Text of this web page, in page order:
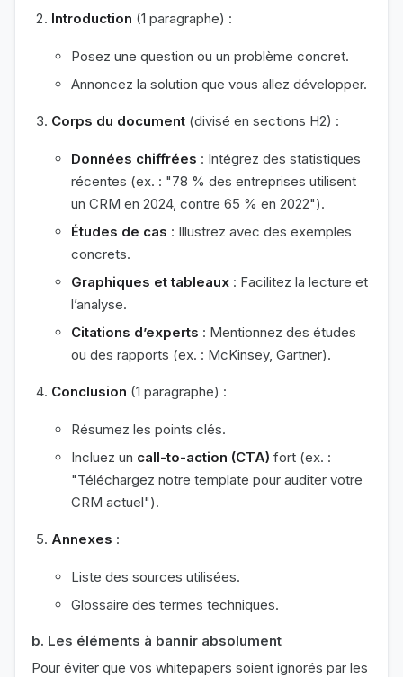
Introduction (1 paragraphe) :
Posez une question ou un problème concret.
Annoncez la solution que vous allez développer.
Corps du document (divisé en sections H2) :
Données chiffrées : Intégrez des statistiques
récentes (ex. : "78 % des entreprises utilisent
un CRM en 2024, contre 65 % en 2022").
Études de cas : Illustrez avec des exemples
concrets.
Graphiques et tableaux : Facilitez la lecture et
l’analyse.
Citations d’experts : Mentionnez des études
ou des rapports (ex. : McKinsey, Gartner).
Conclusion (1 paragraphe) :
Résumez les points clés.
Incluez un call-to-action (CTA) fort (ex. :
"Téléchargez notre template pour auditer votre
CRM actuel").
Annexes :
Liste des sources utilisées.
Glossaire des termes techniques.
b. Les éléments à bannir absolument
Pour éviter que vos whitepapers soient ignorés par les